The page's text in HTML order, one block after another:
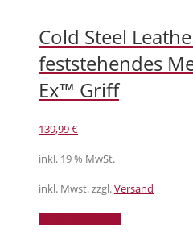
Cold Steel
feststehendes
Ex™ Griff
139,99€
inkl. 19 % MwSt.
inkl. Mwst. zzgl.Versand